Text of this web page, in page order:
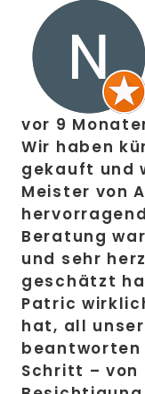
vor 9
Wir haben
gekauft und
Meister von
Beratung
und sehr
geschätzt
Patric
hat, all
beantworten
Schritt – von